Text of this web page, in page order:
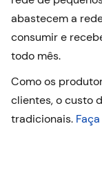
abastecem a
consumir e
todo mês.
Como os
clientes, o custo
tradicionais.